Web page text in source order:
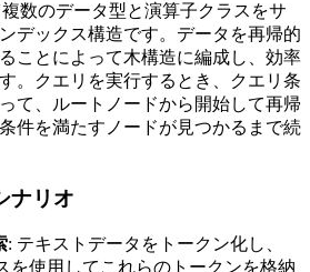
数のデータ型と演算子クラスをサ
デックス構造です。データを再帰的
ことによって木構造に編成し、効率
。クエリを実行するとき、クエリ条
て、ルートノードから開始して再帰
件を満たすノードが見つかるまで続
ナリオ
: テキストデータをトークン化し、
を使用してこれらのトークンを格納